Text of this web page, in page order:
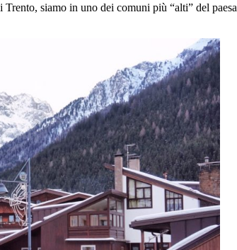
siamo in uno dei comuni più “alti” del